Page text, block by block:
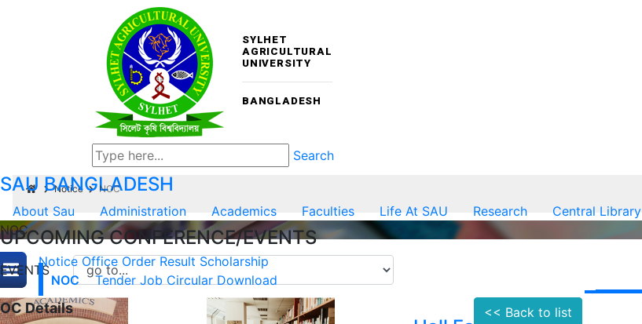
SYLHET
AGRICULTURAL
UNIVERSITY
BANGLADESH
Search
SAU BANGLADESH
About Sau Administration Academics Faculties Life At SAU Research Central Library
UPCOMING CONFERENCE/EVENTS
EVENTS
Notice NOC
NOC
Notice Office Order Result Scholarship
NOC
Tender Job Circular Download
Details << Back to list